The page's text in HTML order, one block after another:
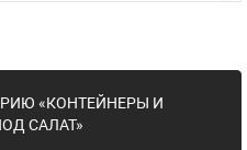
«КОНТЕЙНЕРЫ И
САЛАТ»